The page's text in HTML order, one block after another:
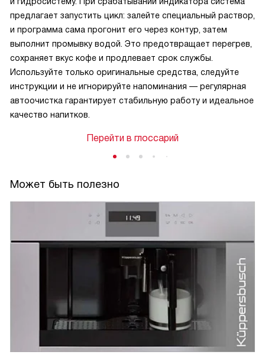
предлагает запустить цикл: залейте специальный раствор,
и программа сама прогонит его через контур, затем
выполнит промывку водой. Это предотвращает перегрев,
сохраняет вкус кофе и продлевает срок службы.
Используйте только оригинальные средства, следуйте
инструкции и не игнорируйте напоминания — регулярная
автоочистка гарантирует стабильную работу и идеальное
качество напитков.
Перейти в глоссарий
Может быть полезно